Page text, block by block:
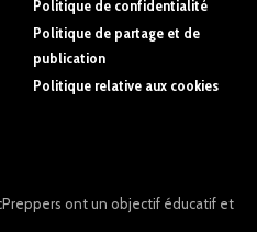
Politique de confidentialité
Politique de partage et de
publication
Politique relative aux cookies
ont un objectif éducatif et